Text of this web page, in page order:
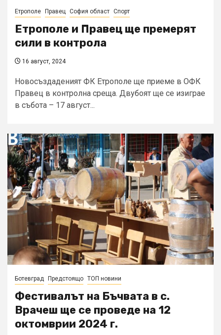
Етрополе Правец София област Спорт
Етрополе и Правец ще премерят
сили в контрола
16 август, 2024
Новосъздаденият ФК Етрополе ще приеме в ОФК
Правец в контролна среща. Двубоят ще се изиграе
в събота – 17 август...
Ботевград Предстоящо ТОП новини
Фестивалът на Бъчвата в с.
Врачеш ще се проведе на 12
октомврии 2024 г.